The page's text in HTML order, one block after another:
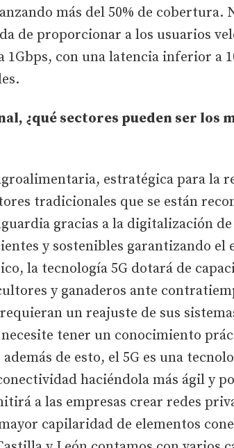
más del 50% de cobertura.
de proporcionar a los usuarios
1Gbps, con una latencia inferior a
¿qué sectores pueden ser los
estratégica para la
tradicionales que se están
gracias a la digitalización
y sostenibles garantizando el
la tecnología 5G dotará de
y ganaderos ante
un reajuste de sus
tener un conocimiento
de esto, el 5G es una
haciéndola más ágil y
a las empresas crear redes
capilaridad de elementos